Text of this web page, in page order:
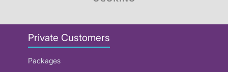
Private Customers
Packages